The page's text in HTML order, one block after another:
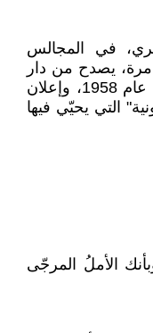
في المجالس
مرة، يصدح من دار
الإذاعة العراقية، بعد 14 تموز (يوليو) عام 1958، وإعلان
التي يحيّي فيها
الأملُ المرجّى